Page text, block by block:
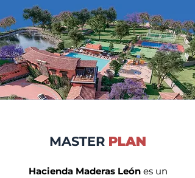
MASTER PLAN
Hacienda Maderas Leónes un